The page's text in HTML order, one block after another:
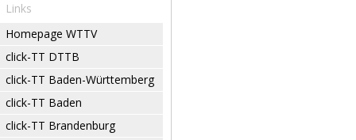
Links
Homepage WTTV
click-TT DTTB
click-TT Baden-Württemberg
click-TT Baden
click-TT Brandenburg